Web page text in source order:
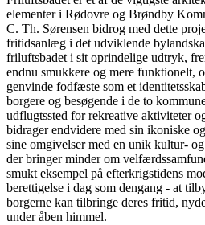
elementer i Rødovre og Brøndby
C. Th. Sørensen bidrog med dette
fritidsanlæg i det udviklende
friluftsbadet i sit oprindelige udtryk,
endnu smukkere og mere funktionelt,
genvinde fodfæste som et
borgere og besøgende i de to
udflugtssted for rekreative aktiviteter
bidrager endvidere med sin ikoniske
sine omgivelser med en unik kultur-
der bringer minder om
smukt eksempel på efterkrigstidens
berettigelse i dag som dengang - at
borgerne kan tilbringe deres fritid,
under åben himmel.